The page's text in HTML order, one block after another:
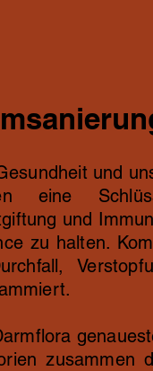
und
eine
und
zu halten.
zusammen